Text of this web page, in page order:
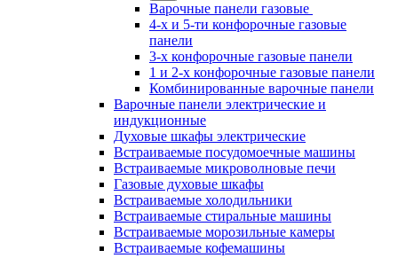
Варочные панели газовые
4-х и 5-ти конфорочные газовые
панели
3-х конфорочные газовые панели
1 и 2-х конфорочные газовые панели
Комбинированные варочные панели
Варочные панели электрические и
индукционные
Духовые шкафы электрические
Встраиваемые посудомоечные машины
Встраиваемые микроволновые печи
Газовые духовые шкафы
Встраиваемые холодильники
Встраиваемые стиральные машины
Встраиваемые морозильные камеры
Встраиваемые кофемашины